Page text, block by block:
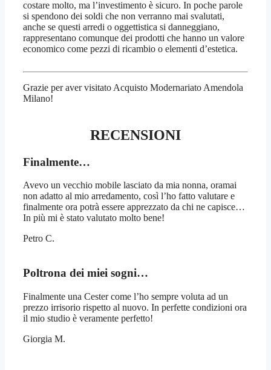
costare molto, ma l’investimento è sicuro. In poche parole
si spendono dei soldi che non verranno mai svalutati,
anche se questi arredi o oggettistica si danneggiano,
rappresentano comunque dei prodotti che hanno un valore
economico come pezzi di ricambio o elementi d’estetica.
Grazie per aver visitato Acquisto Modernariato Amendola
Milano!
RECENSIONI
Finalmente…
Avevo un vecchio mobile lasciato da mia nonna, oramai
non adatto al mio arredamento, così l’ho fatto valutare e
finalmente ora potrà essere apprezzato da chi ne capisce…
In più mi è stato valutato molto bene!
Petro C.
Poltrona dei miei sogni…
Finalmente una Cester come l’ho sempre voluta ad un
prezzo irrisorio rispetto al nuovo. In perfette condizioni ora
il mio studio è veramente perfetto!
Giorgia M.